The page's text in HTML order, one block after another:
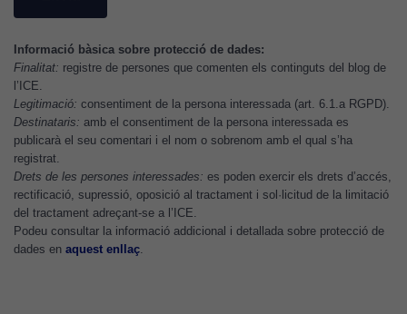
Informació bàsica sobre protecció de dades:
Finalitat: registre de persones que comenten els continguts del blog de
l’ICE.
Legitimació: consentiment de la persona interessada (art. 6.1.a RGPD).
Destinataris: amb el consentiment de la persona interessada es
publicarà el seu comentari i el nom o sobrenom amb el qual s’ha
registrat.
Drets de les persones interessades: es poden exercir els drets d’accés,
rectificació, supressió, oposició al tractament i sol·licitud de la limitació
del tractament adreçant-se a l’ICE.
Podeu consultar la informació addicional i detallada sobre protecció de
dades en aquest enllaç.
Cookies
d'anàlisi
Utilitzem
Google
per tal que